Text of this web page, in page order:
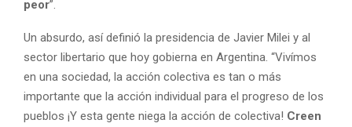
peor”.
Un absurdo, así definió la presidencia de Javier Milei y al
sector libertario que hoy gobierna en Argentina. “Vivímos
en una sociedad, la acción colectiva es tan o más
importante que la acción individual para el progreso de los
pueblos ¡Y esta gente niega la acción de colectiva! Creen